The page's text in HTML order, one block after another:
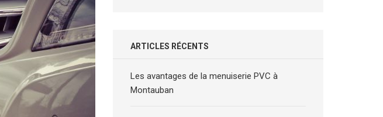
ARTICLES RÉCENTS
Les avantages de la menuiserie PVC à
Montauban